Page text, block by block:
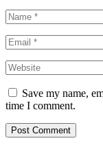
Save my name,
time I comment.